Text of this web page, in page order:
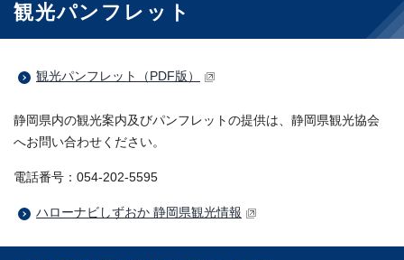
観光パンフレット
観光パンフレット（PDF版）
静岡県内の観光案内及びパンフレットの提供は、静岡県観光協会
へお問い合わせください。
電話番号：054-202-5595
ハローナビしずおか 静岡県観光情報